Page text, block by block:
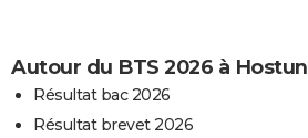
Autour du BTS 2026 à Hostun
Résultat bac 2026
Résultat brevet 2026